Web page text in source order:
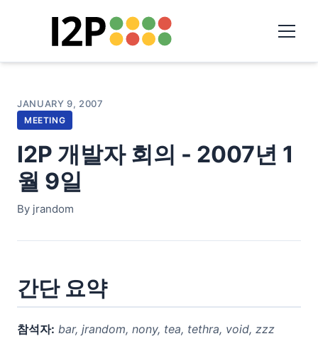
JANUARY 9, 2007
MEETING
I2P 개발자 회의 - 2007년 1
월 9일
By jrandom
간단 요약
참석자: bar, jrandom, nony, tea, tethra, void, zzz